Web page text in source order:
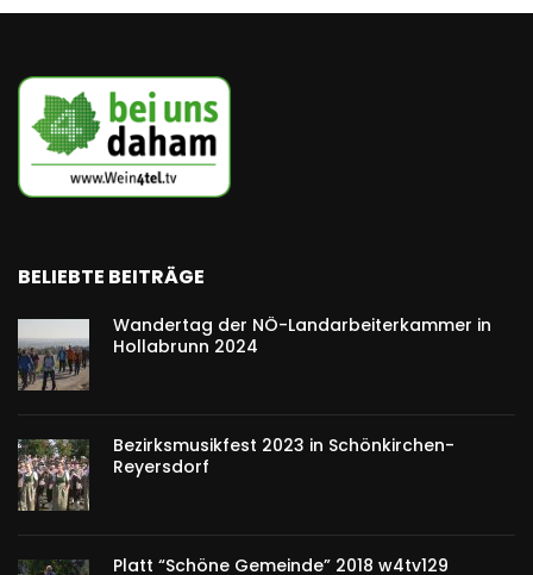
BELIEBTE BEITRÄGE
Wandertag der NÖ-Landarbeiterkammer in
Hollabrunn 2024
Bezirksmusikfest 2023 in Schönkirchen-
Reyersdorf
Platt “Schöne Gemeinde” 2018 w4tv129